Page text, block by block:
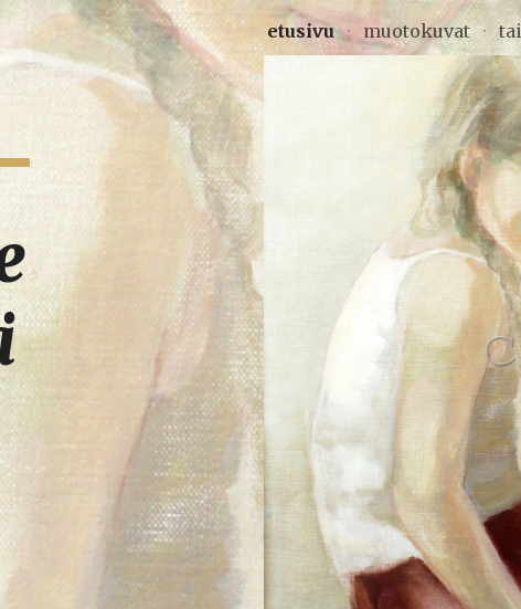
to main content Skip to navigation
etusivu muotokuvat